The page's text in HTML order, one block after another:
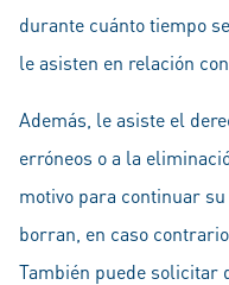
durante cuánto tiempo
le asisten en relación
Además, le asiste el
erróneos o a la
motivo para continuar
borran, en caso
También puede solicitar